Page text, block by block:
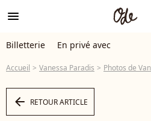
menu
Billetterie En privé avec
Accueil Vanessa Paradis Photos de
arrow_left RETOUR ARTICLE